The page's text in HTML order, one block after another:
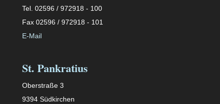
Tel. 02596 / 972918 - 100
Fax 02596 / 972918 - 101
E-Mail
St. Pankratius
Oberstraße 3
9394 Südkirchen